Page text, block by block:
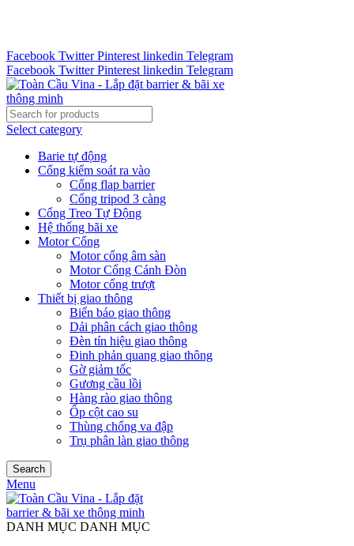
Facebook Twitter Pinterest linkedin Telegram
Facebook Twitter Pinterest linkedin Telegram
Select category
Barie tự động
Cổng kiểm soát ra vào
Cổng flap barrier
Cổng tripod 3 càng
Cổng Treo Tự Động
Hệ thống bãi xe
Motor Cổng
Motor cổng âm sàn
Motor Cổng Cánh Đòn
Motor cổng trượt
Thiết bị giao thông
Biển báo giao thông
Dải phân cách giao thông
Đèn tín hiệu giao thông
Đinh phản quang giao thông
Gờ giảm tốc
Gương cầu lồi
Hàng rào giao thông
Ốp cột cao su
Thùng chống va đập
Trụ phân làn giao thông
Search
Menu
DANH MỤC DANH MỤC